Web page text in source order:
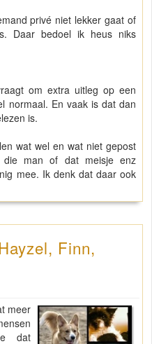
privé niet lekker gaat of
Daar bedoel ik heus niks
om extra uitleg op een
normaal. En vaak is dat dan
is.
wat wel en wat niet gepost
man of dat meisje enz
mee. Ik denk dat daar ook
Finn,
meer
dat